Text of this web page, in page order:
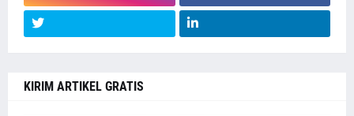
KIRIM ARTIKEL GRATIS